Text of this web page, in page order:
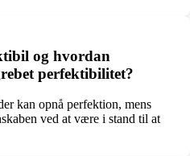
og hvordan
perfektibilitet?
kan opnå perfektion, mens
ved at være i stand til at